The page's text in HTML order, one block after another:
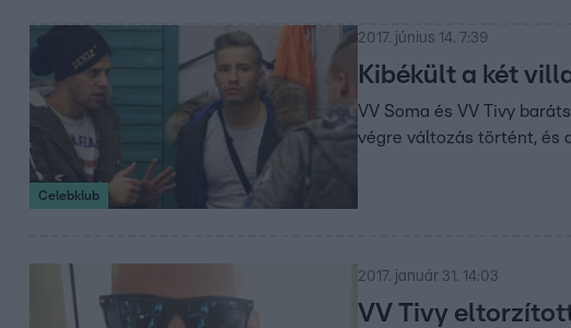
Celebklub
2017. június 14. 7:39
Kibékült a két
VV Soma és VV Tivy
végre változás történt, és
2017. január 31. 14:03
VV Tivy